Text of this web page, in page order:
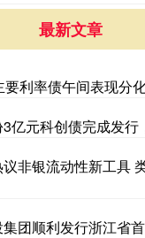
最新文章
利率债午间表现分
亿元科创债完成发行
非银流动性新工具
团顺利发行浙江省